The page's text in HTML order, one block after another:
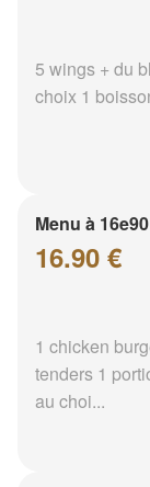
5 wings + du
choix 1
Menu à 16e90
16.90 €
1 chicken
tenders 1
au choi...